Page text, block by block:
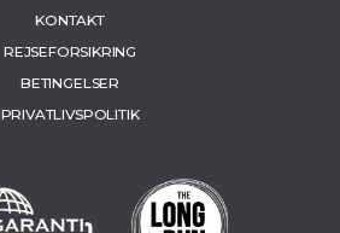
KONTAKT
REJSEFORSIKRING
BETINGELSER
PRIVATLIVSPOLITIK